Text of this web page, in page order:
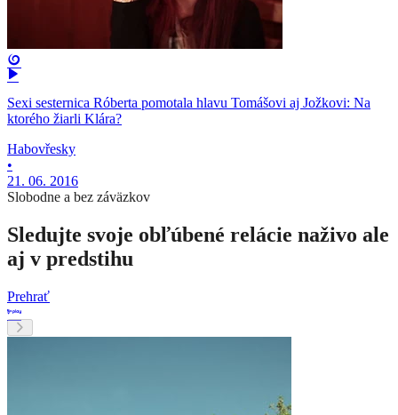
Sexi sesternica Róberta pomotala hlavu Tomášovi aj Jožkovi: Na
ktorého žiarli Klára?
Habovřesky
•
21. 06. 2016
Slobodne a bez záväzkov
Sledujte svoje obľúbené relácie naživo ale
aj v predstihu
Prehrať